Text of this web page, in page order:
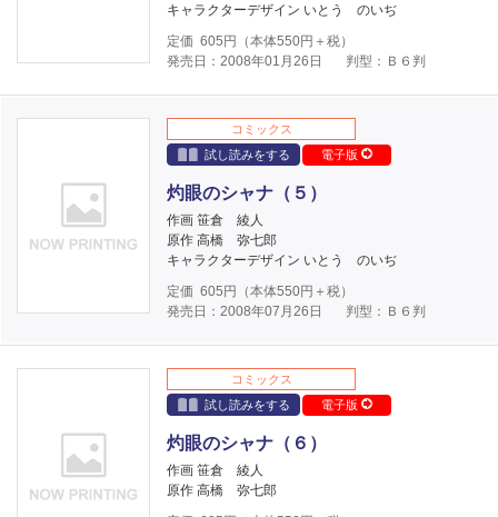
キャラクターデザイン いとう のいぢ
定価 605 円（本体550円＋税）
発売日：2008年01月26日
判型：Ｂ６判
コミックス
試し読みをする
電子版
灼眼のシャナ（５）
作画 笹倉 綾人
原作 高橋 弥七郎
キャラクターデザイン いとう のいぢ
定価 605 円（本体550円＋税）
発売日：2008年07月26日
判型：Ｂ６判
コミックス
試し読みをする
電子版
灼眼のシャナ（６）
作画 笹倉 綾人
原作 高橋 弥七郎